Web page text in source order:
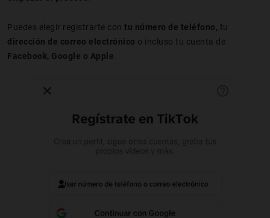
Puedes elegir registrarte con tu número de teléfono, tu
dirección de correo electrónico o incluso tu cuenta de
Facebook, Google o Apple